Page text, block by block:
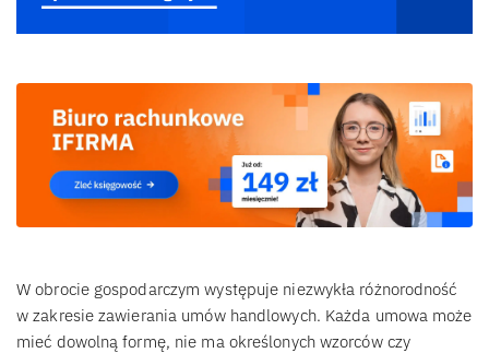
W obrocie gospodarczym występuje niezwykła różnorodność
w zakresie zawierania umów handlowych. Każda umowa może
mieć dowolną formę, nie ma określonych wzorców czy